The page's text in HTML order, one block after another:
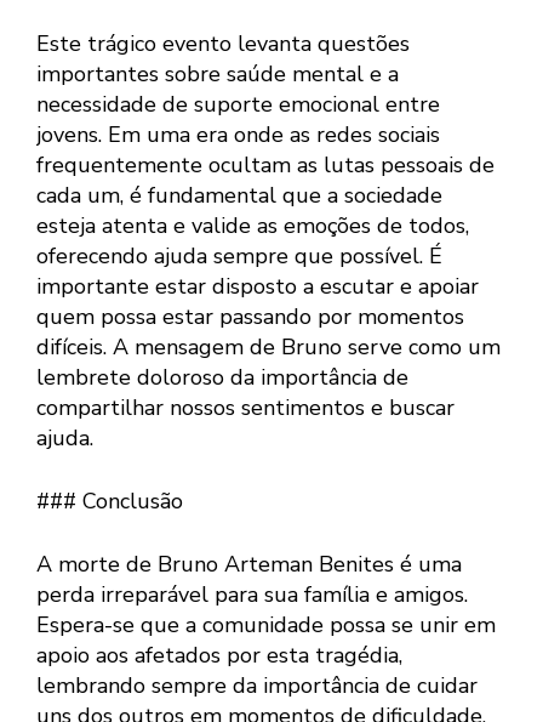
Este trágico evento levanta questões
importantes sobre saúde mental e a
necessidade de suporte emocional entre
jovens. Em uma era onde as redes sociais
frequentemente ocultam as lutas pessoais de
cada um, é fundamental que a sociedade
esteja atenta e valide as emoções de todos,
oferecendo ajuda sempre que possível. É
importante estar disposto a escutar e apoiar
quem possa estar passando por momentos
difíceis. A mensagem de Bruno serve como um
lembrete doloroso da importância de
compartilhar nossos sentimentos e buscar
ajuda.
### Conclusão
A morte de Bruno Arteman Benites é uma
perda irreparável para sua família e amigos.
Espera-se que a comunidade possa se unir em
apoio aos afetados por esta tragédia,
lembrando sempre da importância de cuidar